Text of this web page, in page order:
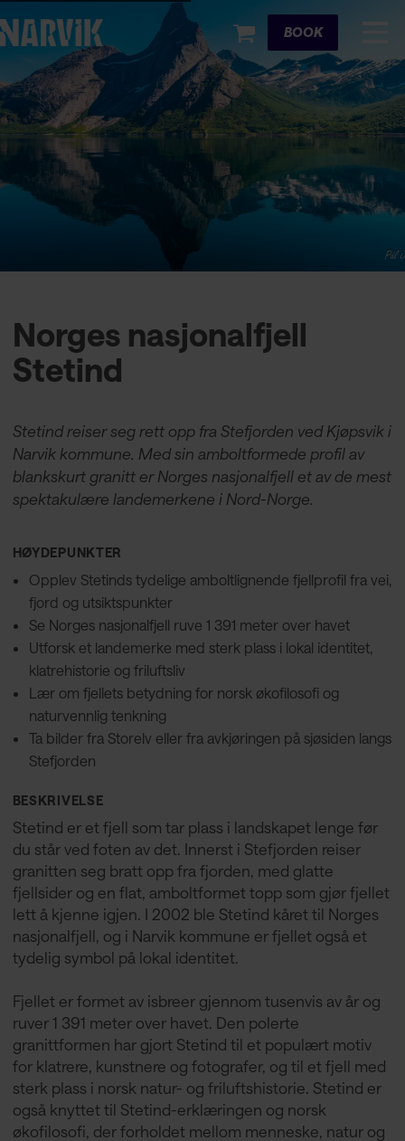
Cart
BOOK
Norges nasjonalfjell
Stetind
Stetind reiser seg rett opp fra Stefjorden ved Kjøpsvik i
Narvik kommune. Med sin amboltformede profil av
blankskurt granitt er Norges nasjonalfjell et av de mest
spektakulære landemerkene i Nord-Norge.
HØYDEPUNKTER
Opplev Stetinds tydelige amboltlignende fjellprofil fra vei,
fjord og utsiktspunkter
Se Norges nasjonalfjell ruve 1 391 meter over havet
Utforsk et landemerke med sterk plass i lokal identitet,
klatrehistorie og friluftsliv
Lær om fjellets betydning for norsk økofilosofi og
naturvennlig tenkning
Ta bilder fra Storelv eller fra avkjøringen på sjøsiden langs
Stefjorden
BESKRIVELSE
Stetind er et fjell som tar plass i landskapet lenge før
du står ved foten av det. Innerst i Stefjorden reiser
granitten seg bratt opp fra fjorden, med glatte
fjellsider og en flat, amboltformet topp som gjør fjellet
lett å kjenne igjen. I 2002 ble Stetind kåret til Norges
nasjonalfjell, og i Narvik kommune er fjellet også et
tydelig symbol på lokal identitet.
Fjellet er formet av isbreer gjennom tusenvis av år og
ruver 1 391 meter over havet. Den polerte
granittformen har gjort Stetind til et populært motiv
for klatrere, kunstnere og fotografer, og til et fjell med
sterk plass i norsk natur- og friluftshistorie. Stetind er
også knyttet til Stetind-erklæringen og norsk
økofilosofi, der forholdet mellom menneske, natur og